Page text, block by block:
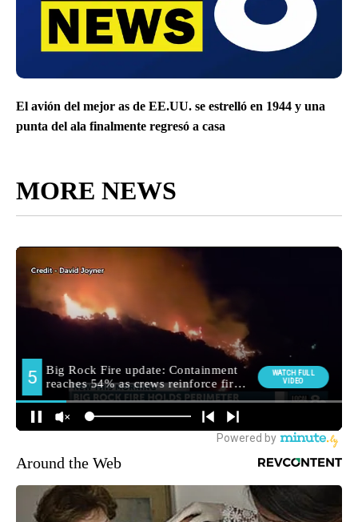
El avión del mejor as de EE.UU. se estrelló en 1944 y una
punta del ala finalmente regresó a casa
MORE NEWS
Around the Web